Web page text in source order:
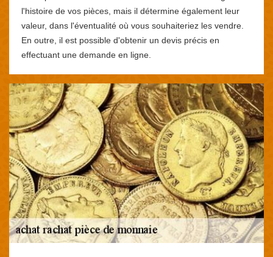
l'histoire de vos pièces, mais il détermine également leur
valeur, dans l'éventualité où vous souhaiteriez les vendre.
En outre, il est possible d'obtenir un devis précis en
effectuant une demande en ligne.